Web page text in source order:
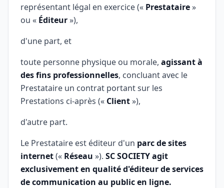
représentant légal en exercice (« Prestataire»
ou « Éditeur»),
d'une part, et
toute personne physique ou morale, agissant à
des fins professionnelles, concluant avec le
Prestataire un contrat portant sur les
Prestations ci-après (« Client»),
d'autre part.
Le Prestataire est éditeur d'un parc de sites
internet(« Réseau »). SC SOCIETY agit
exclusivement en qualité d'éditeur de services
de communication au public en ligne.